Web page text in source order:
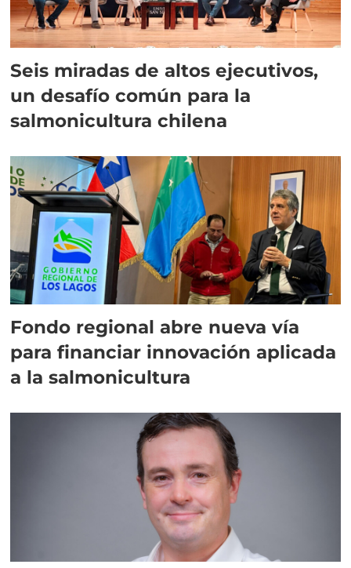
Seis miradas de altos ejecutivos,
un desafío común para la
salmonicultura chilena
Fondo regional abre nueva vía
para financiar innovación aplicada
a la salmonicultura